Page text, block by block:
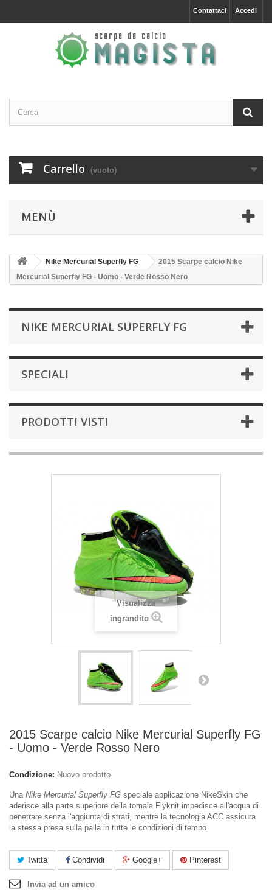
Accedi
Contattaci
Carrello (vuoto)
MENÙ
Nike Mercurial Superfly FG
2015 Scarpe calcio Nike
Mercurial Superfly FG - Uomo - Verde Rosso Nero
NIKE MERCURIAL SUPERFLY FG
SPECIALI
PRODOTTI VISTI
Visualizza
ingrandito
2015 Scarpe calcio Nike Mercurial Superfly FG
- Uomo - Verde Rosso Nero
Condizione: Nuovo prodotto
Una Nike Mercurial Superfly FG speciale applicazione NikeSkin che
aderisce alla parte superiore della tomaia Flyknit impedisce all'acqua di
penetrare senza l'aggiunta di strati, mentre la tecnologia ACC assicura
la stessa presa sulla palla in tutte le condizioni di tempo.
Twitta Condividi Google+ Pinterest
Invia ad un amico